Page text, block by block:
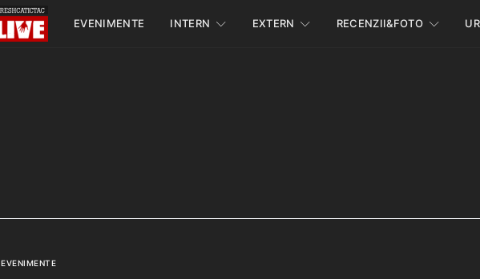
EVENIMENTE INTERN EXTERN RECENZII&FOTO
EVENIMENTE